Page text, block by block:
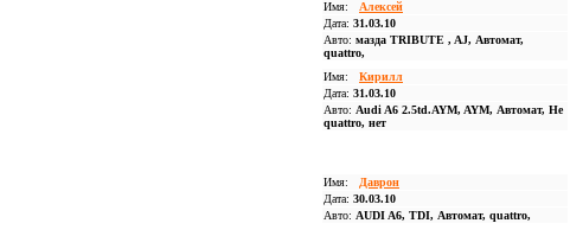
Имя: Алексей
Дата: 31.03.10
Авто: мазда TRIBUTE , AJ, Автомат,
quattro,
Имя: Кирилл
Дата: 31.03.10
Авто: Audi A6 2.5td.AYM, AYM, Автомат, Не
quattro, нет
Имя: Даврон
Дата: 30.03.10
Авто: AUDI A6, TDI, Автомат, quattro,